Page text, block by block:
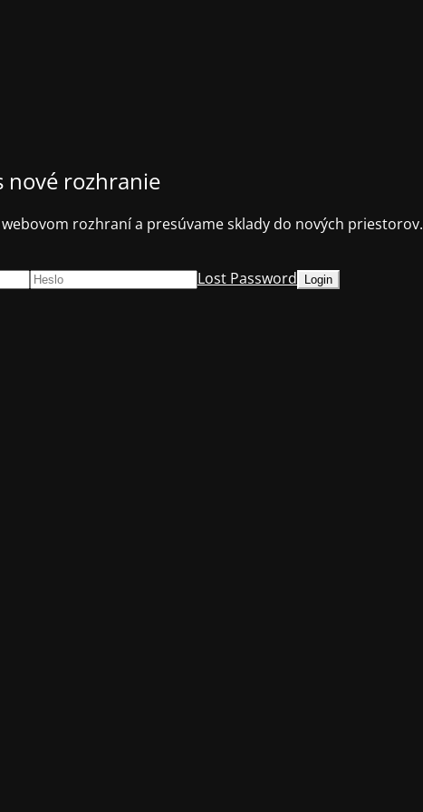
nové rozhranie
rozhraní a presúvame sklady do nových priestorov.
Lost Password